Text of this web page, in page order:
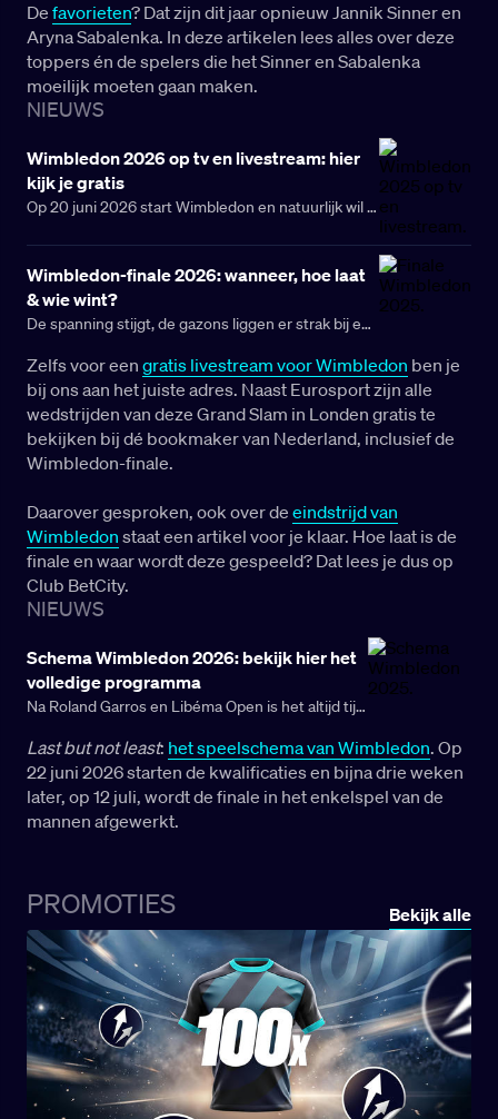
De favorieten? Dat zijn dit jaar opnieuw Jannik Sinner en
Aryna Sabalenka. In deze artikelen lees alles over deze
toppers én de spelers die het Sinner en Sabalenka
moeilijk moeten gaan maken.
NIEUWS
Wimbledon 2026 op tv en livestream: hier
kijk je gratis
Op 20 juni 2026 start Wimbledon en natuurlijk wil je
live te volgen is, op zowel tv als via een livestream.
Wimbledon-finale 2026: wanneer, hoe laat
& wie wint?
De spanning stijgt, de gazons liggen er strak bij en
van het grasseizoen: de Wimbledon-finale 2026.
Zelfs voor een gratis livestream voor Wimbledon ben je
bij ons aan het juiste adres. Naast Eurosport zijn alle
wedstrijden van deze Grand Slam in Londen gratis te
bekijken bij dé bookmaker van Nederland, inclusief de
Wimbledon-finale.
Daarover gesproken, ook over de eindstrijd van
Wimbledon staat een artikel voor je klaar. Hoe laat is de
finale en waar wordt deze gespeeld? Dat lees je dus op
Club BetCity.
NIEUWS
Schema Wimbledon 2026: bekijk hier het
volledige programma
Na Roland Garros en Libéma Open is het altijd tijd
Wimbledon.
Last but not least: het speelschema van Wimbledon. Op
22 juni 2026 starten de kwalificaties en bijna drie weken
later, op 12 juli, wordt de finale in het enkelspel van de
mannen afgewerkt.
PROMOTIES Bekijk alle